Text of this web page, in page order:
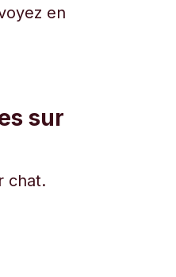
en
sur
chat.